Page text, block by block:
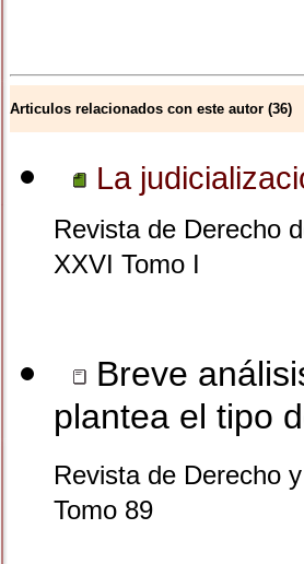
Articulos relacionados con este autor (36)
La
Revista de Derecho
XXVI Tomo I
Breve
plantea el tipo
Revista de Derecho
Tomo 89